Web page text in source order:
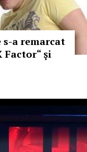
s-a remarcat
Factor“ şi